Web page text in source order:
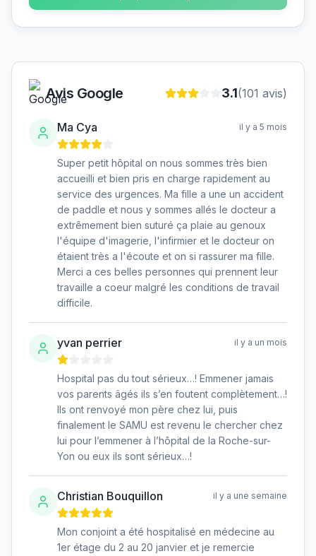
Avis Google 3.1(101 avis)
Ma Cya il y a 5 mois
Super petit hôpital on nous sommes très bien
accueilli et bien pris en charge rapidement au
service des urgences. Ma fille a une un accident
de paddle et nous y sommes allés le docteur a
extrêmement bien suturé ça plaie au genoux
l'équipe d'imagerie, l'infirmier et le docteur on
étaient très a l'écoute et on si rassurer ma fille.
Merci a ces belles personnes qui prennent leur
travaille a coeur malgré les conditions de travail
difficile.
yvan perrier il y a un mois
Hospital pas du tout sérieux…! Emmener jamais
vos parents âgés ils s’en foutent complètement…!
Ils ont renvoyé mon père chez lui, puis
finalement le SAMU est revenu le chercher chez
lui pour l’emmener à l’hôpital de la Roche-sur-
Yon ou eux ils sont sérieux…!
Christian Bouquillon il y a une semaine
Mon conjoint a été hospitalisé en médecine au
1er étage du 2 au 20 janvier et je remercie